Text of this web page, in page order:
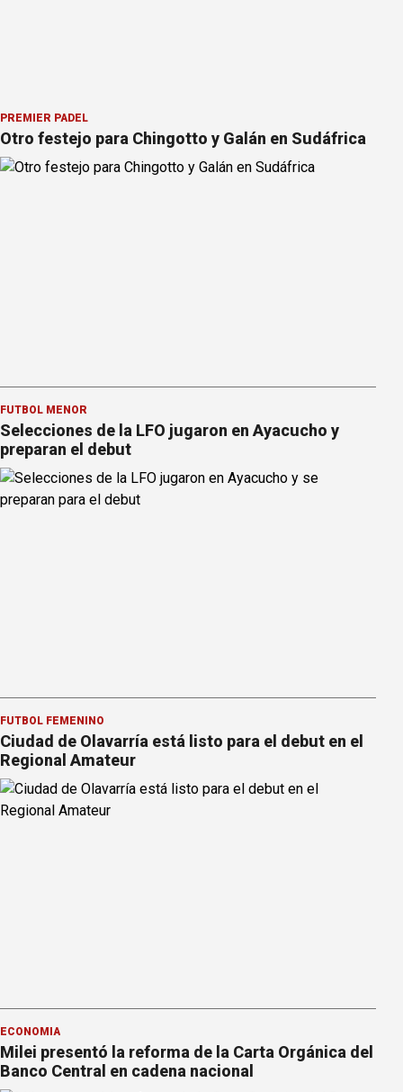
PREMIER PÁDEL
Otro festejo para Chingotto y Galán en Sudáfrica
FÚTBOL MENOR
Selecciones de la LFO jugaron en Ayacucho y
preparan el debut
FÚTBOL FEMENINO
Ciudad de Olavarría está listo para el debut en el
Regional Amateur
ECONOMÍA
Milei presentó la reforma de la Carta Orgánica del
Banco Central en cadena nacional